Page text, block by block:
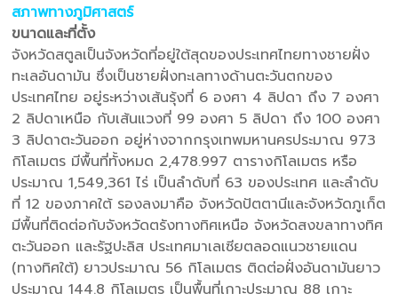
สภาพทางภูมิศาสตร์
ขนาดและที่ตั้ง
จังหวัดสตูลเป็นจังหวัดที่อยู่ใต้สุดของประเทศไทยทางชายฝั่ง
ทะเลอันดามัน ซึ่งเป็นชายฝั่งทะเลทางด้านตะวันตกของ
ประเทศไทย อยู่ระหว่างเส้นรุ้งที่ 6 องศา 4 ลิปดา ถึง 7 องศา
2 ลิปดาเหนือ กับเส้นแวงที่ 99 องศา 5 ลิปดา ถึง 100 องศา
3 ลิปดาตะวันออก อยู่ห่างจากกรุงเทพมหานครประมาณ 973
กิโลเมตร มีพื้นที่ทั้งหมด 2,478.997 ตารางกิโลเมตร หรือ
ประมาณ 1,549,361 ไร่ เป็นลำดับที่ 63 ของประเทศ และลำดับ
ที่ 12 ของภาคใต้ รองลงมาคือ จังหวัดปัตตานีและจังหวัดภูเก็ต
มีพื้นที่ติดต่อกับจังหวัดตรังทางทิศเหนือ จังหวัดสงขลาทางทิศ
ตะวันออก และรัฐปะลิส ประเทศมาเลเซียตลอดแนวชายแดน
(ทางทิศใต้) ยาวประมาณ 56 กิโลเมตร ติดต่อฝั่งอันดามันยาว
ประมาณ 144.8 กิโลเมตร เป็นพื้นที่เกาะประมาณ 88 เกาะ